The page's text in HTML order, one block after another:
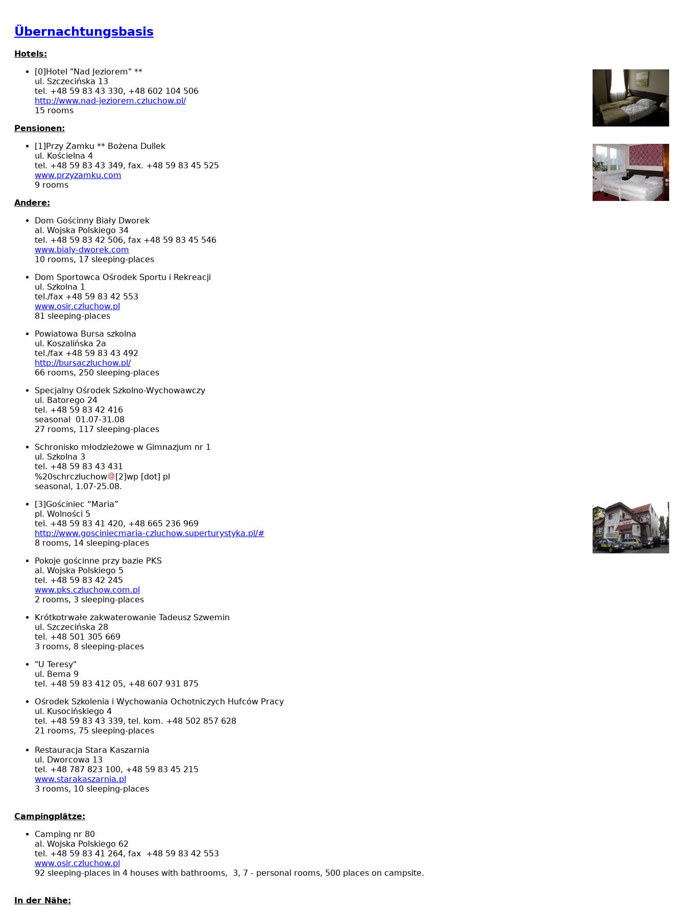
Übernachtungsbasis
Hotels:
[0]Hotel "Nad Jeziorem" **
ul. Szczecińska 13
tel. +48 59 83 43 330, +48 602 104 506
http://www.nad-jeziorem.czluchow.pl/
15 rooms
Pensionen:
[1]Przy Zamku ** Bożena Dullek
ul. Kościelna 4
tel. +48 59 83 43 349, fax. +48 59 83 45 525
www.przyzamku.com
9 rooms
Andere:
Dom Gościnny Biały Dworek
al. Wojska Polskiego 34
tel. +48 59 83 42 506, fax +48 59 83 45 546
www.bialy-dworek.com
10 rooms, 17 sleeping-places
Dom Sportowca Ośrodek Sportu i Rekreacji
ul. Szkolna 1
tel./fax +48 59 83 42 553
www.osir.czluchow.pl
81 sleeping-places
Powiatowa Bursa szkolna
ul. Koszalińska 2a
tel./fax +48 59 83 43 492
http://bursaczluchow.pl/
66 rooms, 250 sleeping-places
Specjalny Ośrodek Szkolno-Wychowawczy
ul. Batorego 24
tel. +48 59 83 42 416
seasonal 01.07-31.08
27 rooms, 117 sleeping-places
Schronisko młodzieżowe w Gimnazjum nr 1
ul. Szkolna 3
tel. +48 59 83 43 431
%20schrczluchow
[2]wp [dot] pl
seasonal, 1.07-25.08.
[3]Gościniec “Maria”
pl. Wolności 5
tel. +48 59 83 41 420, +48 665 236 969
http://www.gosciniecmaria-czluchow.superturystyka.pl/#
8 rooms, 14 sleeping-places
Pokoje gościnne przy bazie PKS
al. Wojska Polskiego 5
tel. +48 59 83 42 245
www.pks.czluchow.com.pl
2 rooms, 3 sleeping-places
Krótkotrwałe zakwaterowanie Tadeusz Szwemin
ul. Szczecińska 28
tel. +48 501 305 669
3 rooms, 8 sleeping-places
"U Teresy"
ul. Bema 9
tel. +48 59 83 412 05, +48 607 931 875
Ośrodek Szkolenia i Wychowania Ochotniczych Hufców Pracy
ul. Kusocińskiego 4
tel. +48 59 83 43 339, tel. kom. +48 502 857 628
21 rooms, 75 sleeping-places
Restauracja Stara Kaszarnia
ul. Dworcowa 13
tel. +48 787 823 100, +48 59 83 45 215
www.starakaszarnia.pl
3 rooms, 10 sleeping-places
Campingplätze:
Camping nr 80
al. Wojska Polskiego 62
tel. +48 59 83 41 264, fax +48 59 83 42 553
www.osir.czluchow.pl
92 sleeping-places in 4 houses with bathrooms, 3, 7 - personal rooms, 500 places on campsite.
In der Nähe: